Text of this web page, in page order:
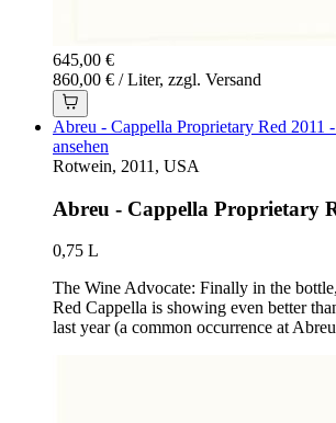
645,00 €
860,00 € / Liter, zzgl. Versand
Abreu - Cappella Proprietary Red 2011
ansehen
Rotwein, 2011, USA
Abreu - Cappella Proprietary
0,75 L
The Wine Advocate: Finally in the
Red Cappella is showing even better
last year (a common occurrence at